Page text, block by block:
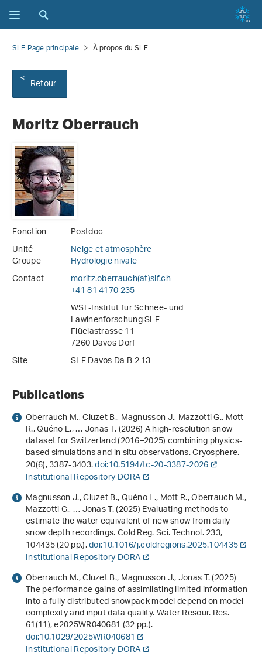
SLF Page principale À propos du SLF
Retour
Moritz Oberrauch
Fonction
Postdoc
Unité
Neige et atmosphère
Groupe
Hydrologie nivale
Contact
moritz.oberrauch(at)slf.ch
+41 81 4170 235
WSL-Institut für Schnee- und
Lawinenforschung SLF
Flüelastrasse 11
7260 Davos Dorf
Site
SLF Davos Da B 2 13
Publications
Oberrauch M., Cluzet B., Magnusson J., Mazzotti G., Mott
R., Quéno L., … Jonas T. (2026) A high-resolution snow
dataset for Switzerland (2016–2025) combining physics-
based simulations and in situ observations. Cryosphere.
20(6), 3387-3403.doi:10.5194/tc-20-3387-2026
Institutional Repository DORA
Magnusson J., Cluzet B., Quéno L., Mott R., Oberrauch M.,
Mazzotti G., … Jonas T. (2025) Evaluating methods to
estimate the water equivalent of new snow from daily
snow depth recordings. Cold Reg. Sci. Technol.233,
104435 (20 pp.).doi:10.1016/j.coldregions.2025.104435
Institutional Repository DORA
Oberrauch M., Cluzet B., Magnusson J., Jonas T. (2025)
The performance gains of assimilating limited information
into a fully distributed snowpack model depend on model
complexity and input data quality. Water Resour. Res.
61(11), e2025WR040681 (32 pp.).
doi:10.1029/2025WR040681
Institutional Repository DORA